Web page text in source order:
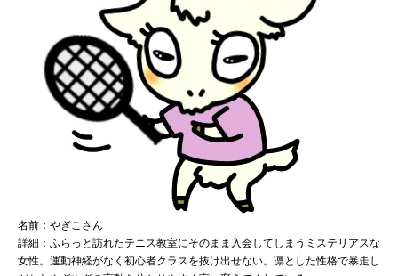
名前：やぎこさん
詳細：ふらっと訪れたテニス教室にそのまま入会してしまうミステリアスな
女性。運動神経がなく初心者クラスを抜け出せない。凛とした性格で暴走し